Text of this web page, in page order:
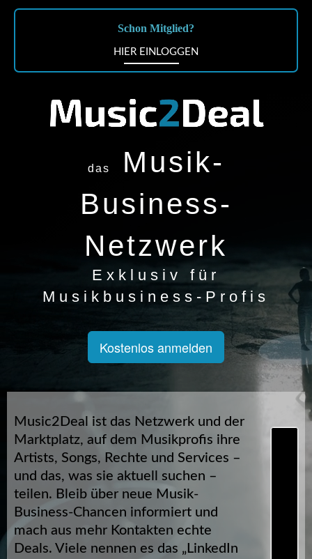
Schon Mitglied?
HIER EINLOGGEN
das
Musik-
Business-
Netzwerk
Exklusiv für
Musikbusiness-Profis
Kostenlos anmelden
Music2Deal ist das Netzwerk und der
Marktplatz, auf dem Musikprofis ihre
Artists, Songs, Rechte und Services –
und das, was sie aktuell suchen –
teilen. Bleib über neue Musik-
Business-Chancen informiert und
mach aus mehr Kontakten echte
Deals. Viele nennen es das „LinkedIn